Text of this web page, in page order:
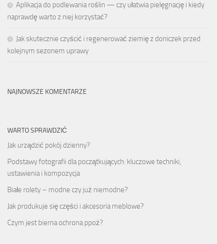
Aplikacja do podlewania roślin — czy ułatwia pielęgnację i kiedy
naprawdę warto z niej korzystać?
Jak skutecznie czyścić i regenerować ziemię z doniczek przed
kolejnym sezonem uprawy
NAJNOWSZE KOMENTARZE
WARTO SPRAWDZIĆ
Jak urządzić pokój dzienny?
Podstawy fotografii dla początkujących: kluczowe techniki,
ustawienia i kompozycja
Białe rolety – modne czy już niemodne?
Jak produkuje się części i akcesoria meblowe?
Czym jest bierna ochrona ppoż?